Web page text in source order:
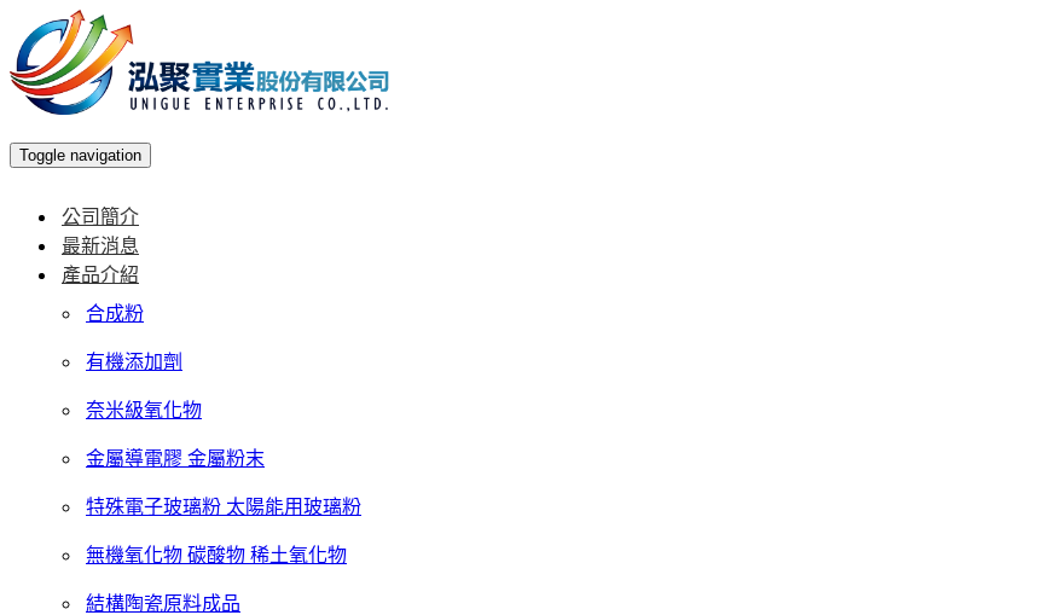
Toggle navigation
公司簡介
最新消息
產品介紹
合成粉
有機添加劑
奈米級氧化物
金屬導電膠 金屬粉末
特殊電子玻璃粉 太陽能用玻璃粉
無機氧化物 碳酸物 稀土氧化物
結構陶瓷原料成品